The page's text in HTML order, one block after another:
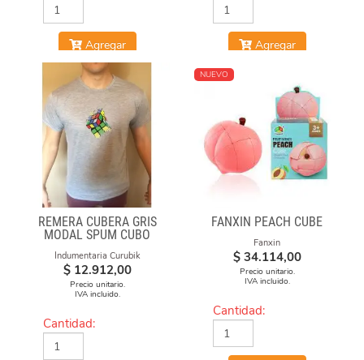
Agregar Agregar
REMERA CUBERA GRIS
MODAL SPUM CUBO
Indumentaria Curubik
$ 12.912,00
Precio unitario.
IVA incluido.
Cantidad:
NUEVO
FANXIN PEACH CUBE
Fanxin
$ 34.114,00
Precio unitario.
IVA incluido.
Cantidad: